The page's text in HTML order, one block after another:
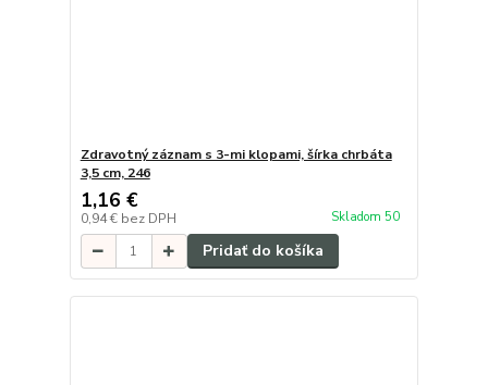
Zdravotný záznam s 3-mi klopami, šírka chrbáta
3,5 cm, 246
1,16 €
0,94 € bez DPH Skladom 50
Pridať do košíka